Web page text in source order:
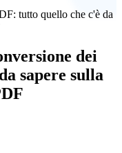
tutto quello che c'è da
dei
sapere sulla